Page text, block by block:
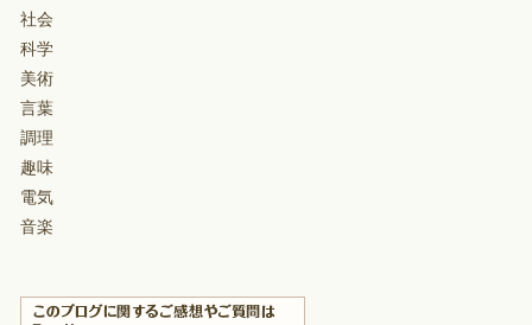
社会
科学
美術
言葉
調理
趣味
電気
音楽